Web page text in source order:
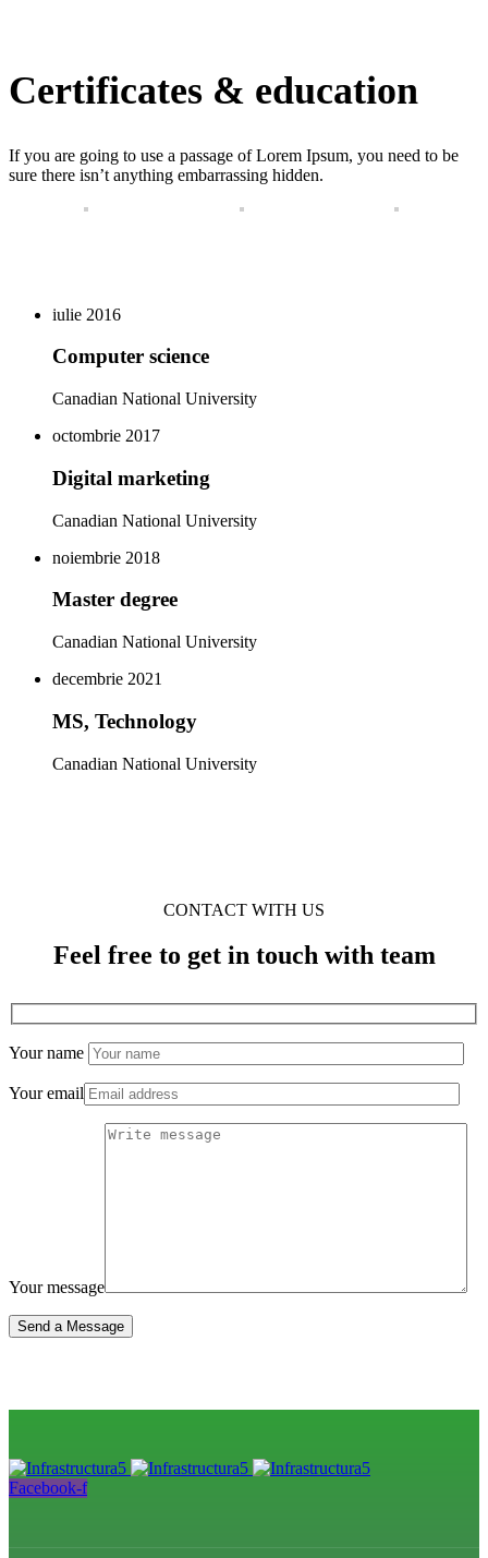
Certificates & education
If you are going to use a passage of Lorem Ipsum, you need to be
sure there isn’t anything embarrassing hidden.
iulie 2016
Computer science
Canadian National University
octombrie 2017
Digital marketing
Canadian National University
noiembrie 2018
Master degree
Canadian National University
decembrie 2021
MS, Technology
Canadian National University
CONTACT WITH US
Feel free to get in touch with team
Your name
Your email
Your message
Send a Message
Facebook-f